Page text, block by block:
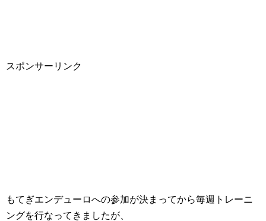
スポンサーリンク
もてぎエンデューロへの参加が決まってから毎週トレーニ
ングを行なってきましたが、